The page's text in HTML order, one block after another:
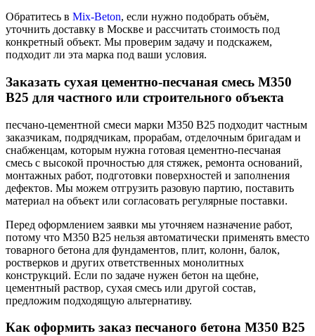
Обратитесь в Mix-Beton, если нужно подобрать объём,
уточнить доставку в Москве и рассчитать стоимость под
конкретный объект. Мы проверим задачу и подскажем,
подходит ли эта марка под ваши условия.
Заказать сухая цементно-песчаная смесь М350
В25 для частного или строительного объекта
песчано-цементной смеси марки М350 В25 подходит частным
заказчикам, подрядчикам, прорабам, отделочным бригадам и
снабженцам, которым нужна готовая цементно-песчаная
смесь с высокой прочностью для стяжек, ремонта оснований,
монтажных работ, подготовки поверхностей и заполнения
дефектов. Мы можем отгрузить разовую партию, поставить
материал на объект или согласовать регулярные поставки.
Перед оформлением заявки мы уточняем назначение работ,
потому что М350 В25 нельзя автоматически применять вместо
товарного бетона для фундаментов, плит, колонн, балок,
ростверков и других ответственных монолитных
конструкций. Если по задаче нужен бетон на щебне,
цементный раствор, сухая смесь или другой состав,
предложим подходящую альтернативу.
Как оформить заказ песчаного бетона М350 В25